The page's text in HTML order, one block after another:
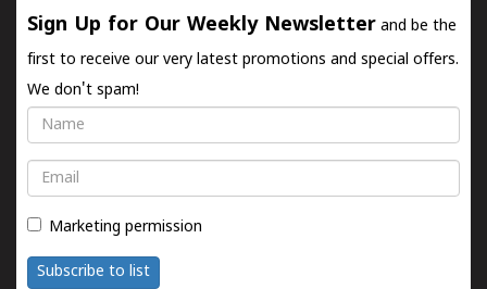
Sign Up for Our Weekly Newsletter and be the
first to receive our very latest promotions and special offers.
We don't spam!
Name
Email
Marketing permission
Subscribe to list